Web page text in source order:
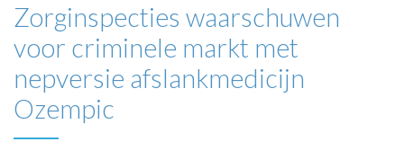
Zorginspecties waarschuwen
voor criminele markt met
nepversie afslankmedicijn
Ozempic